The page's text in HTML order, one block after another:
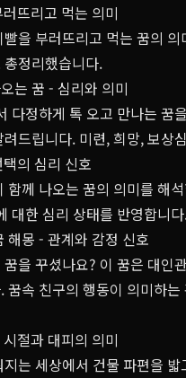
뜨리고 먹는 의미
을 부러뜨리고 먹는 꿈의
정리했습니다.
는 꿈 - 심리와 의미
다정하게 톡 오고 만나는 꿈
드립니다. 미련, 희망, 보상
의 심리 신호
께 나오는 꿈의 의미를 해
대한 심리 상태를 반영합니
해몽 - 관계와 감정 신호
을 꾸셨나요? 이 꿈은 대인
꿈속 친구의 행동이 의미하
절과 대피의 의미
는 세상에서 건물 파편을